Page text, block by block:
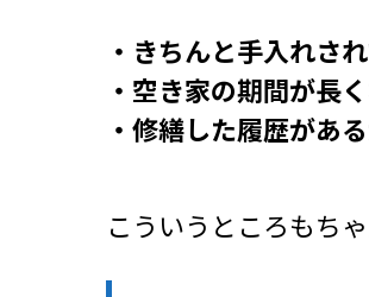
・きちんと手入れさ
・空き家の期間が長
・修繕した履歴があ
こういうところもち